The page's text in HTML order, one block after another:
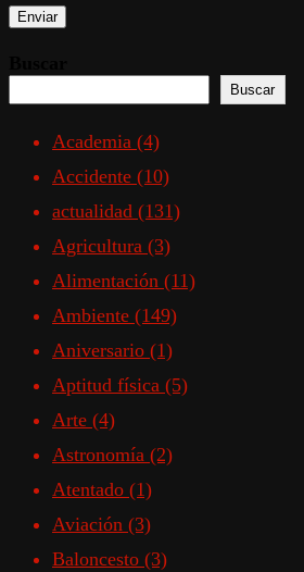
Buscar
Academia (4)
Accidente (10)
actualidad (131)
Agricultura (3)
Alimentación (11)
Ambiente (149)
Aniversario (1)
Aptitud física (5)
Arte (4)
Astronomía (2)
Atentado (1)
Aviación (3)
Baloncesto (3)